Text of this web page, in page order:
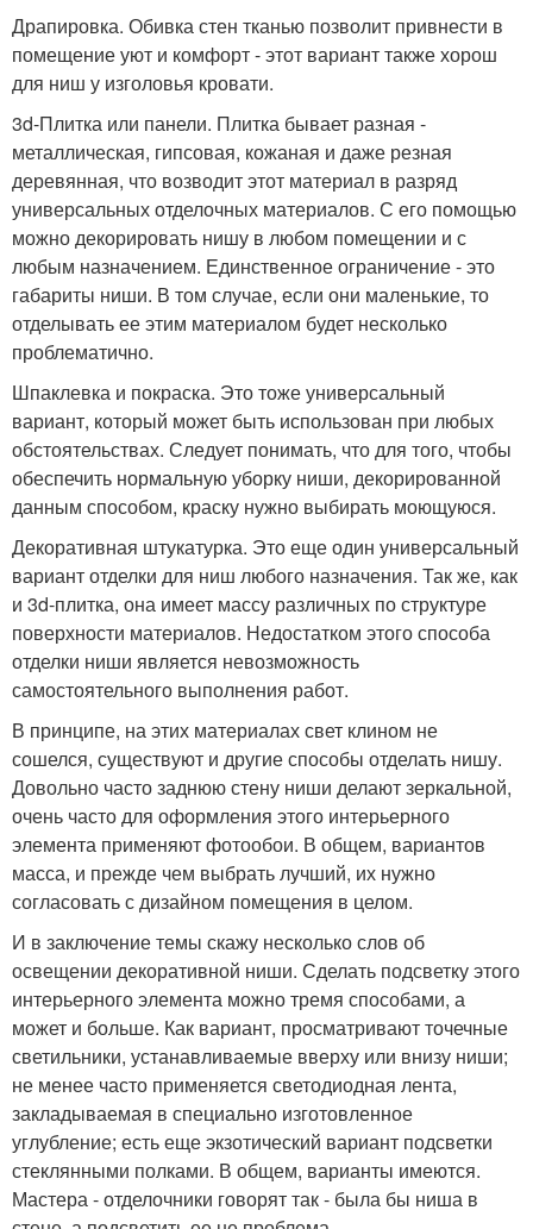
Драпировка. Обивка стен тканью позволит привнести в
помещение уют и комфорт - этот вариант также хорош
для ниш у изголовья кровати.
3d-Плитка или панели. Плитка бывает разная -
металлическая, гипсовая, кожаная и даже резная
деревянная, что возводит этот материал в разряд
универсальных отделочных материалов. С его помощью
можно декорировать нишу в любом помещении и с
любым назначением. Единственное ограничение - это
габариты ниши. В том случае, если они маленькие, то
отделывать ее этим материалом будет несколько
проблематично.
Шпаклевка и покраска. Это тоже универсальный
вариант, который может быть использован при любых
обстоятельствах. Следует понимать, что для того, чтобы
обеспечить нормальную уборку ниши, декорированной
данным способом, краску нужно выбирать моющуюся.
Декоративная штукатурка. Это еще один универсальный
вариант отделки для ниш любого назначения. Так же, как
и 3d-плитка, она имеет массу различных по структуре
поверхности материалов. Недостатком этого способа
отделки ниши является невозможность
самостоятельного выполнения работ.
В принципе, на этих материалах свет клином не
сошелся, существуют и другие способы отделать нишу.
Довольно часто заднюю стену ниши делают зеркальной,
очень часто для оформления этого интерьерного
элемента применяют фотообои. В общем, вариантов
масса, и прежде чем выбрать лучший, их нужно
согласовать с дизайном помещения в целом.
И в заключение темы скажу несколько слов об
освещении декоративной ниши. Сделать подсветку этого
интерьерного элемента можно тремя способами, а
может и больше. Как вариант, просматривают точечные
светильники, устанавливаемые вверху или внизу ниши;
не менее часто применяется светодиодная лента,
закладываемая в специально изготовленное
углубление; есть еще экзотический вариант подсветки
стеклянными полками. В общем, варианты имеются.
Мастера - отделочники говорят так - была бы ниша в